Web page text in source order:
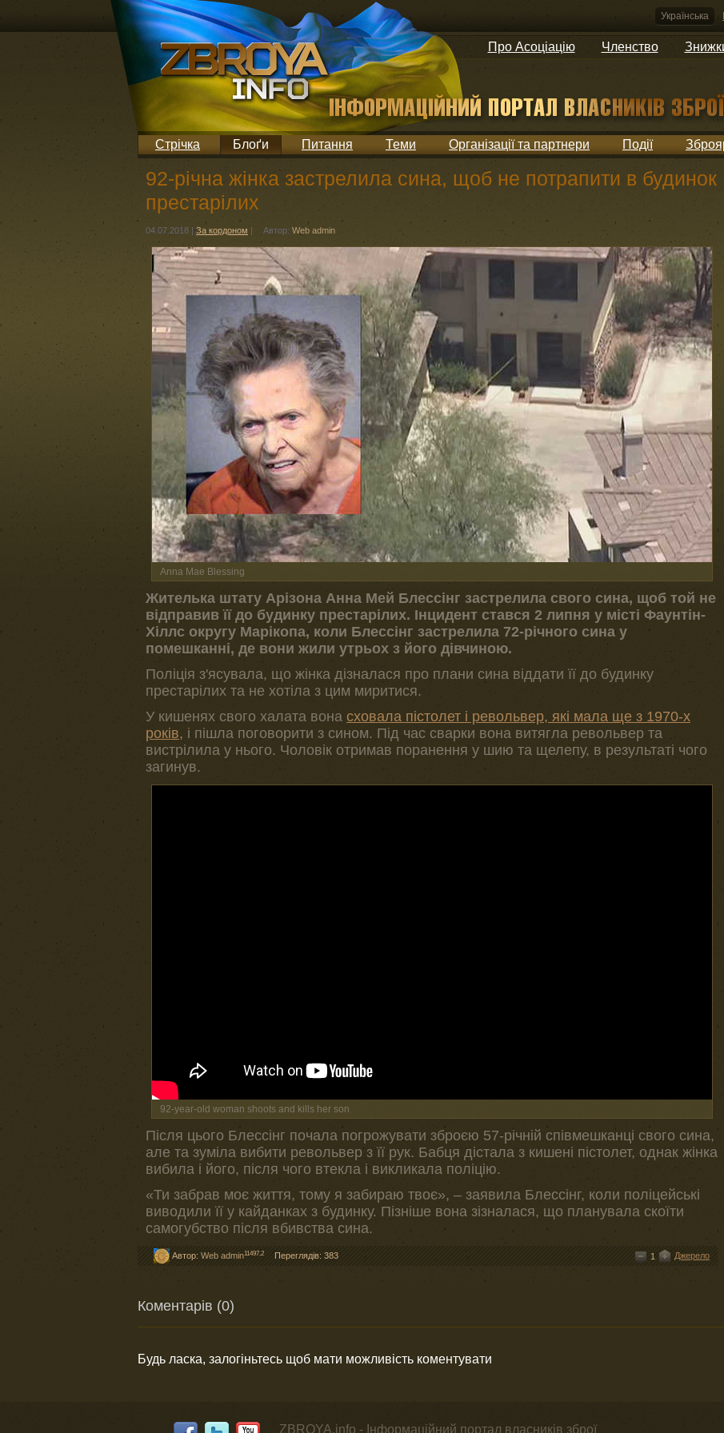
Українська
Про Асоціацію Членство
Стрічка Блоґи Питання Теми Організації та партнери Події
92-річна жінка застрелила сина, щоб не потрапити в будинок
престарілих
04.07.2018 | За кордоном | Автор: Web admin
Anna Mae Blessing
Жителька штату Арізона Анна Мей Блессінг застрелила свого сина, щоб той не
відправив її до будинку престарілих. Інцидент стався 2 липня у місті Фаунтін-
Хіллс округу Марікопа, коли Блессінг застрелила 72-річного сина у
помешканні, де вони жили утрьох з його дівчиною.
Поліція з'ясувала, що жінка дізналася про плани сина віддати її до будинку
престарілих та не хотіла з цим миритися.
У кишенях свого халата вона сховала пістолет і револьвер, які мала ще з 1970-х
років, і пішла поговорити з сином. Під час сварки вона витягла револьвер та
вистрілила у нього. Чоловік отримав поранення у шию та щелепу, в результаті чого
загинув.
92-year-old woman shoots and kills her son
Після цього Блессінг почала погрожувати зброєю 57-річній співмешканці свого сина,
але та зуміла вибити револьвер з її рук. Бабця дістала з кишені пістолет, однак жінка
вибила і його, після чого втекла і викликала поліцію.
«Ти забрав моє життя, тому я забираю твоє», – заявила Блессінг, коли поліцейські
виводили її у кайданках з будинку. Пізніше вона зізналася, що планувала скоїти
самогубство після вбивства сина.
Автор: Web admin11497,2 Переглядів: 383 Джерело
1
Коментарів (0)
Будь ласка, залогіньтесь щоб мати можливість коментувати
ZBROYA.info - Інформаційний портал власників зброї